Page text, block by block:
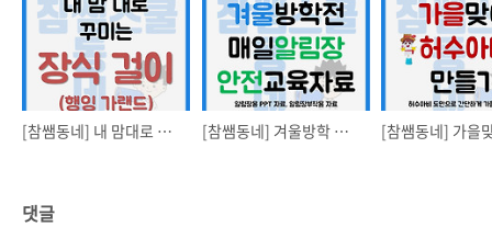
[참쌤동네] 내 맘대로 장식걸이(행잉가랜드) 만들기 [참쌤동네] 겨울방학 안전 지도 자료
댓글